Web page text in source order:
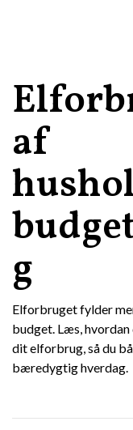
af
g
Elforbruget fylder
budget. Læs,
dit elforbrug, så du
bæredygtig hverdag.